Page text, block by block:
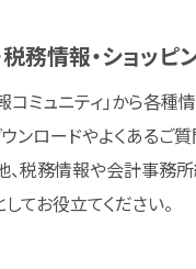
務情報・ショッピ
コミュニティ」から各種
ンロードやよくあるご
、税務情報や会計事務
てお役立てください。